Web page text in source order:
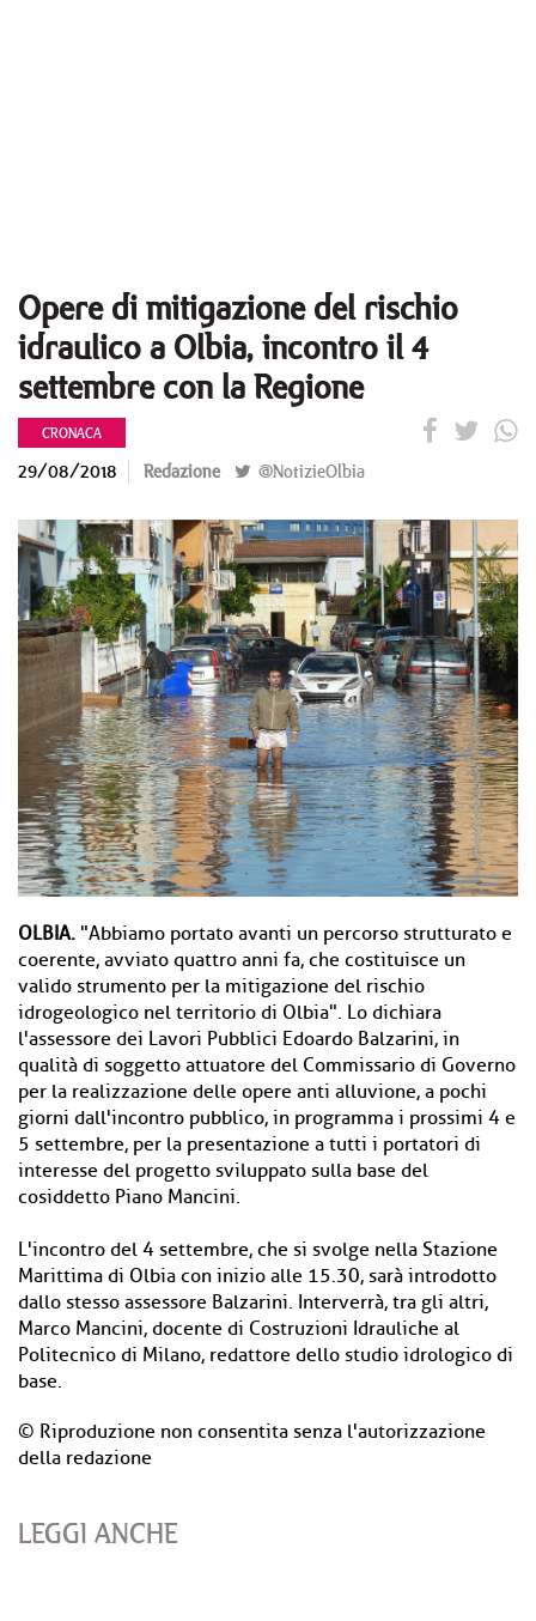
Opere di mitigazione del rischio
idraulico a Olbia, incontro il 4
settembre con la Regione
CRONACA
29/08/2018 Redazione @NotizieOlbia
OLBIA. "Abbiamo portato avanti un percorso strutturato e
coerente, avviato quattro anni fa, che costituisce un
valido strumento per la mitigazione del rischio
idrogeologico nel territorio di Olbia". Lo dichiara
l'assessore dei Lavori Pubblici Edoardo Balzarini, in
qualità di soggetto attuatore del Commissario di Governo
per la realizzazione delle opere anti alluvione, a pochi
giorni dall'incontro pubblico, in programma i prossimi 4 e
5 settembre, per la presentazione a tutti i portatori di
interesse del progetto sviluppato sulla base del
cosiddetto Piano Mancini.
L'incontro del 4 settembre, che si svolge nella Stazione
Marittima di Olbia con inizio alle 15.30, sarà introdotto
dallo stesso assessore Balzarini. Interverrà, tra gli altri,
Marco Mancini, docente di Costruzioni Idrauliche al
Politecnico di Milano, redattore dello studio idrologico di
base.
© Riproduzione non consentita senza l'autorizzazione
della redazione
LEGGI ANCHE